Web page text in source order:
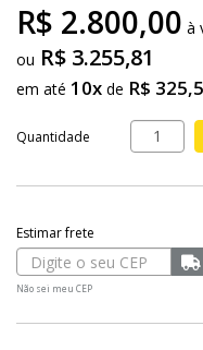
R$ 3.255,81
em até 10x de R$
R$ 2.800,00 à
Quantidade
Não sei meu CEP